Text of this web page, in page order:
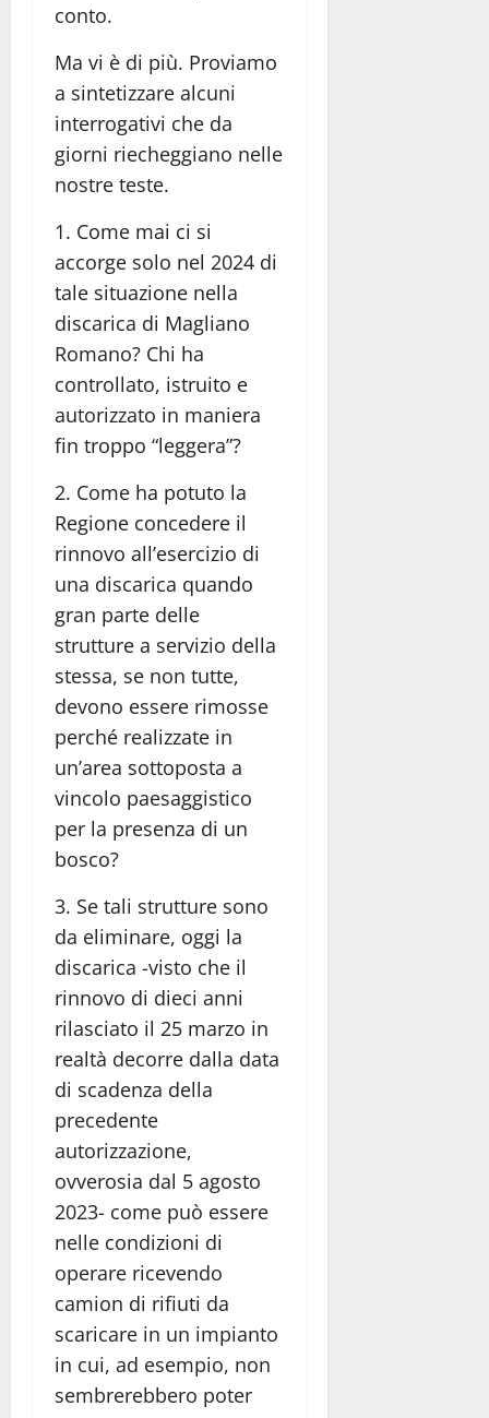
conto.
Ma vi è di più. Proviamo
a sintetizzare alcuni
interrogativi che da
giorni riecheggiano nelle
nostre teste.
1. Come mai ci si
accorge solo nel 2024 di
tale situazione nella
discarica di Magliano
Romano? Chi ha
controllato, istruito e
autorizzato in maniera
fin troppo “leggera”?
2. Come ha potuto la
Regione concedere il
rinnovo all’esercizio di
una discarica quando
gran parte delle
strutture a servizio della
stessa, se non tutte,
devono essere rimosse
perché realizzate in
un’area sottoposta a
vincolo paesaggistico
per la presenza di un
bosco?
3. Se tali strutture sono
da eliminare, oggi la
discarica -visto che il
rinnovo di dieci anni
rilasciato il 25 marzo in
realtà decorre dalla data
di scadenza della
precedente
autorizzazione,
ovverosia dal 5 agosto
2023- come può essere
nelle condizioni di
operare ricevendo
camion di rifiuti da
scaricare in un impianto
in cui, ad esempio, non
sembrerebbero poter